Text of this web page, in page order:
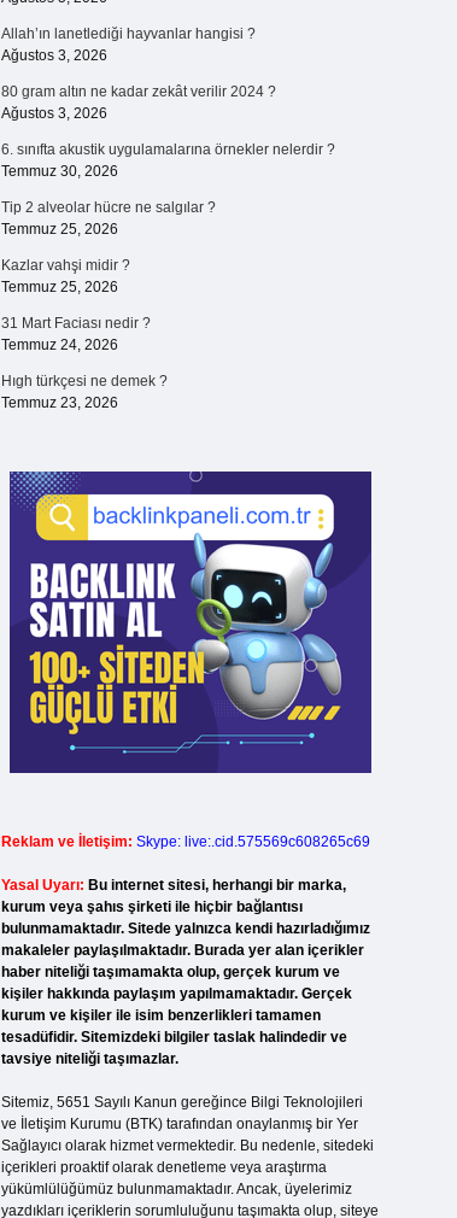
Allah’ın lanetlediği hayvanlar hangisi ?
Ağustos 3, 2026
80 gram altın ne kadar zekât verilir 2024 ?
Ağustos 3, 2026
6. sınıfta akustik uygulamalarına örnekler nelerdir ?
Temmuz 30, 2026
Tip 2 alveolar hücre ne salgılar ?
Temmuz 25, 2026
Kazlar vahşi midir ?
Temmuz 25, 2026
31 Mart Faciası nedir ?
Temmuz 24, 2026
Hıgh türkçesi ne demek ?
Temmuz 23, 2026
Reklam ve İletişim: Skype: live:.cid.575569c608265c69
Yasal Uyarı: Bu internet sitesi, herhangi bir marka,
kurum veya şahıs şirketi ile hiçbir bağlantısı
bulunmamaktadır. Sitede yalnızca kendi hazırladığımız
makaleler paylaşılmaktadır. Burada yer alan içerikler
haber niteliği taşımamakta olup, gerçek kurum ve
kişiler hakkında paylaşım yapılmamaktadır. Gerçek
kurum ve kişiler ile isim benzerlikleri tamamen
tesadüfidir. Sitemizdeki bilgiler taslak halindedir ve
tavsiye niteliği taşımazlar.
Sitemiz, 5651 Sayılı Kanun gereğince Bilgi Teknolojileri
ve İletişim Kurumu (BTK) tarafından onaylanmış bir Yer
Sağlayıcı olarak hizmet vermektedir. Bu nedenle, sitedeki
içerikleri proaktif olarak denetleme veya araştırma
yükümlülüğümüz bulunmamaktadır. Ancak, üyelerimiz
yazdıkları içeriklerin sorumluluğunu taşımakta olup, siteye